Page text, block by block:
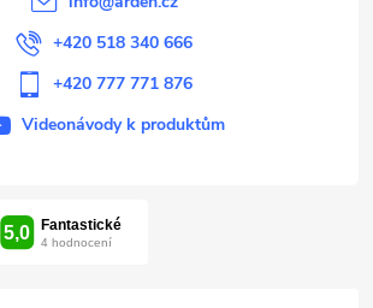
+420 518 340 666
+420 777 771 876
Videonávody k produktům